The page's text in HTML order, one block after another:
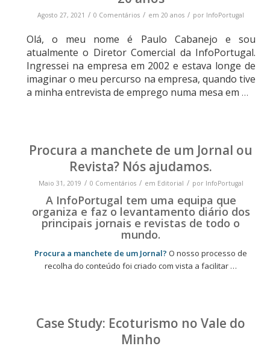
Agosto 27, 2021 / 0 Comentários / em20 anos / por InfoPortugal
Olá, o meu nome é Paulo Cabanejo e sou
atualmente o Diretor Comercial da InfoPortugal.
Ingressei na empresa em 2002 e estava longe de
imaginar o meu percurso na empresa, quando tive
a minha entrevista de emprego numa mesa em …
Procura a manchete de um Jornal ou
Revista? Nós ajudamos.
Maio 31, 2019 / 0 Comentários / em Editorial / por InfoPortugal
A InfoPortugal tem uma equipa que
organiza e faz o levantamento diário dos
principais jornais e revistas de todo o
mundo.
Procura a manchete de um Jornal?O nosso processo de
recolha do conteúdo foi criado com vista a facilitar …
Case Study: Ecoturismo no Vale do
Minho